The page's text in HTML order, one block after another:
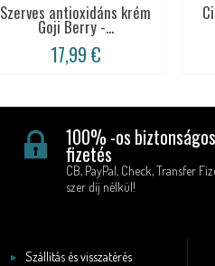
Szerves antioxidáns krém
Goji Berry -...
17,99 €
100% -os biztonságos
fizetés
CB, PayPal, Check, Transfer
szer díj nélkül!
Szállítás és visszatérés